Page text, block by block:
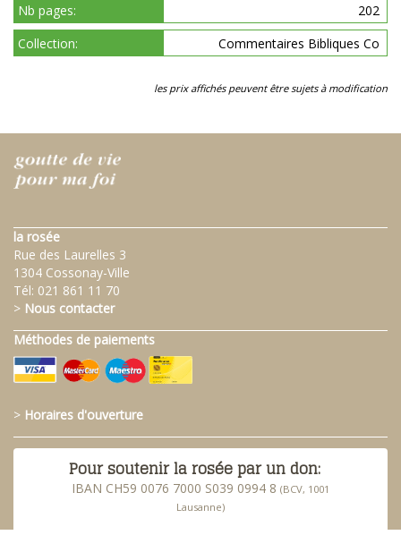
Nb pages:
202
Collection:
Commentaires Bibliques Co
les prix affichés peuvent être sujets à modification
la rosée
Rue des Laurelles 3
1304 Cossonay-Ville
Tél: 021 861 11 70
> Nous contacter
Méthodes de paiements
> Horaires d'ouverture
Pour soutenir la rosée par un don:
IBAN CH59 0076 7000 S039 0994 8 (BCV, 1001
Lausanne)